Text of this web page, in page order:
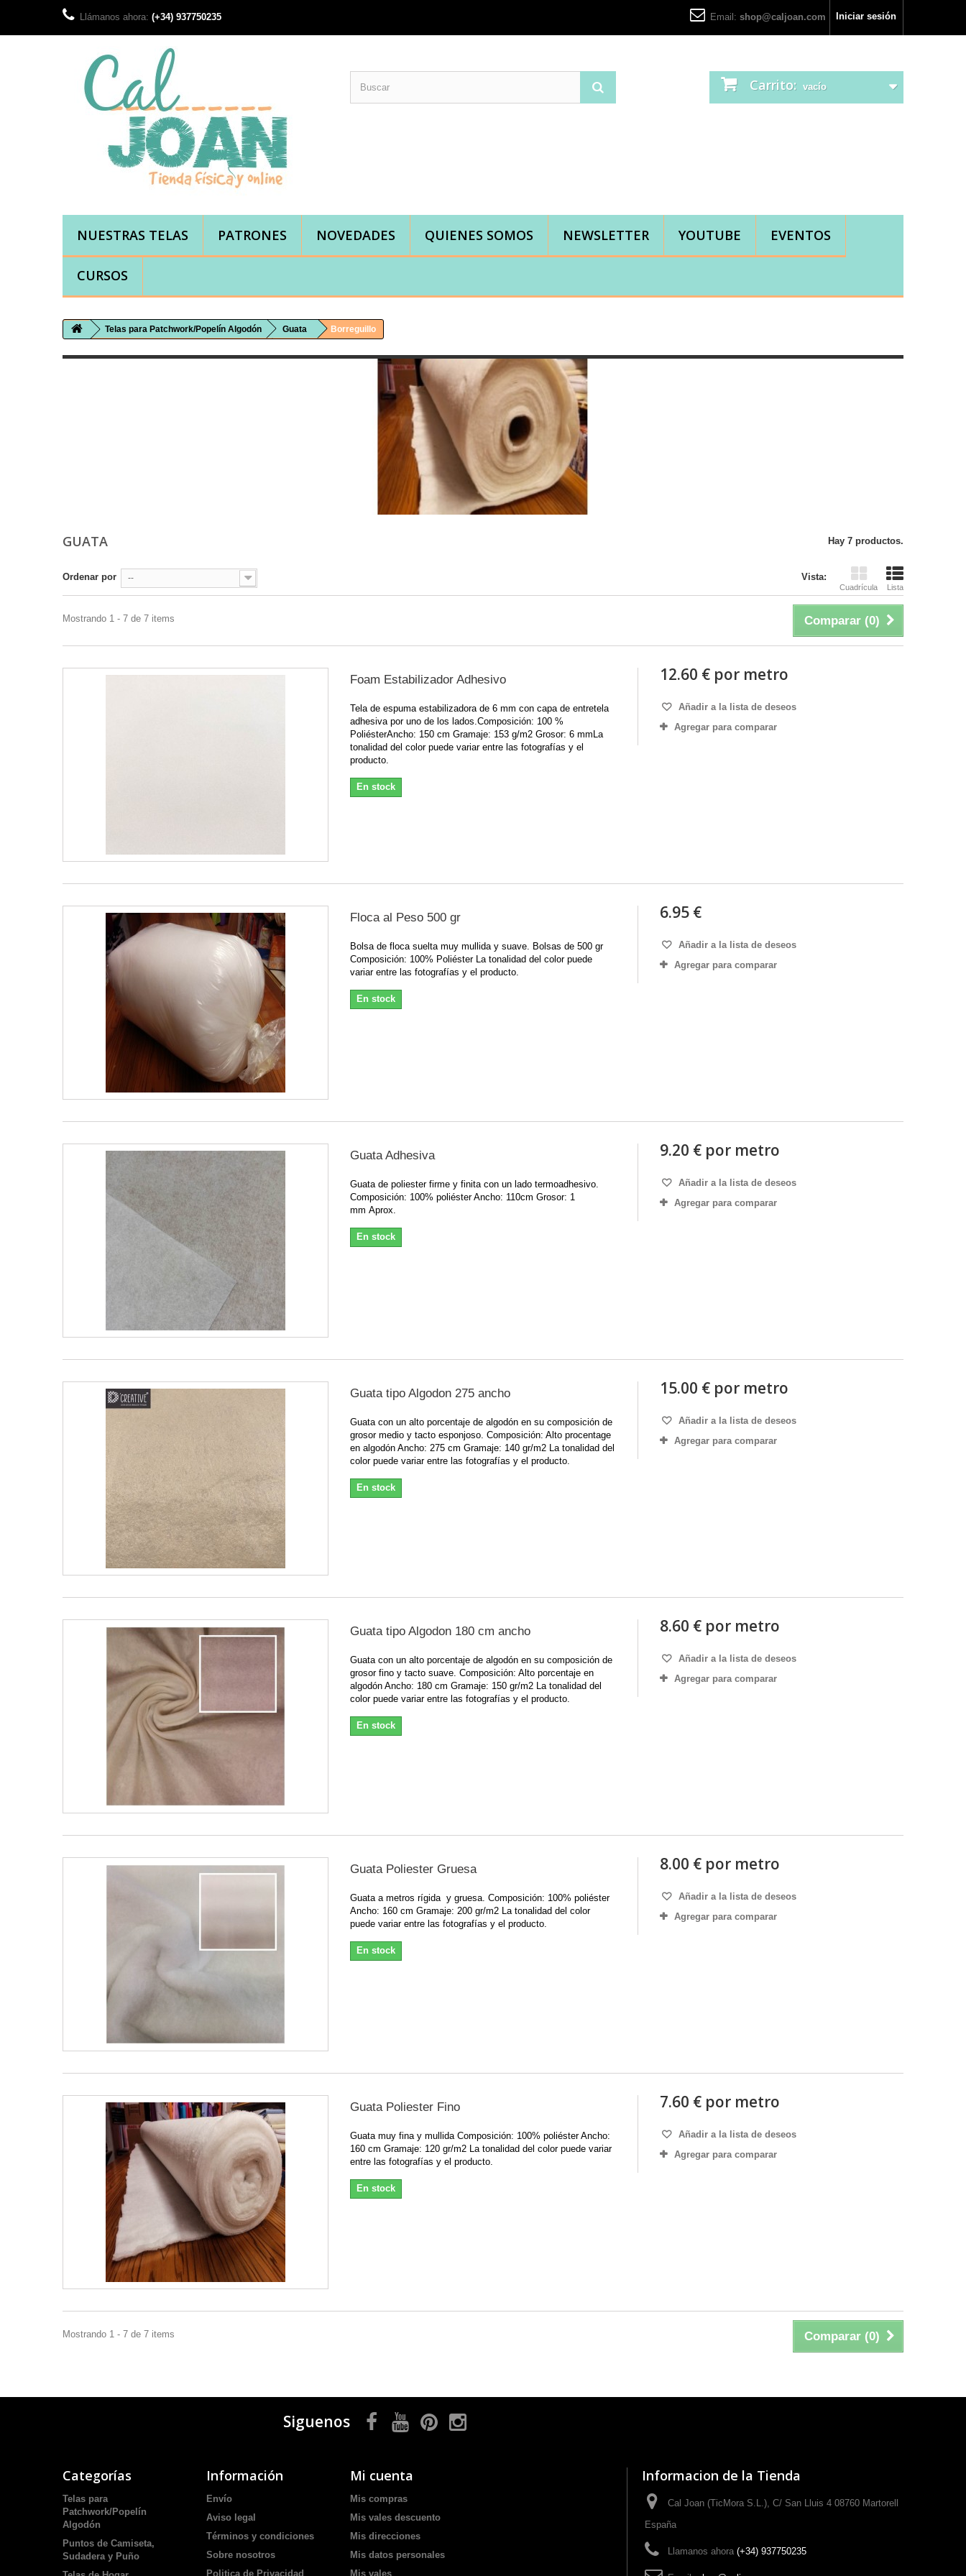
Iniciar sesión
Llámanos ahora: (+34) 937750235 Email: shop@caljoan.com
Carrito: vacío
NUESTRAS TELAS PATRONES NOVEDADES QUIENES SOMOS NEWSLETTER YOUTUBE EVENTOS
CURSOS
Telas para Patchwork/Popelín Algodón Guata Borreguillo
GUATA Hay 7 productos.
Vista:
Cuadrícula Lista
Ordenar por --
Comparar (0)
Mostrando 1 - 7 de 7 items
Foam Estabilizador Adhesivo
Tela de espuma estabilizadora de 6 mm con capa de entretela
adhesiva por uno de los lados.Composición: 100 %
PoliésterAncho: 150 cm Gramaje: 153 g/m2 Grosor: 6 mmLa
tonalidad del color puede variar entre las fotografías y el
producto.
En stock
12.60 € por metro
Añadir a la lista de deseos
Agregar para comparar
Floca al Peso 500 gr
Bolsa de floca suelta muy mullida y suave. Bolsas de 500 gr
Composición: 100% Poliéster La tonalidad del color puede
variar entre las fotografías y el producto.
En stock
6.95 €
Añadir a la lista de deseos
Agregar para comparar
Guata Adhesiva
Guata de poliester firme y finita con un lado termoadhesivo.
Composición: 100% poliéster Ancho: 110cm Grosor: 1
mm Aprox.
En stock
9.20 € por metro
Añadir a la lista de deseos
Agregar para comparar
Guata tipo Algodon 275 ancho
Guata con un alto porcentaje de algodón en su composición de
grosor medio y tacto esponjoso. Composición: Alto procentage
en algodón Ancho: 275 cm Gramaje: 140 gr/m2 La tonalidad del
color puede variar entre las fotografías y el producto.
En stock
15.00 € por metro
Añadir a la lista de deseos
Agregar para comparar
Guata tipo Algodon 180 cm ancho
Guata con un alto porcentaje de algodón en su composición de
grosor fino y tacto suave. Composición: Alto porcentaje en
algodón Ancho: 180 cm Gramaje: 150 gr/m2 La tonalidad del
color puede variar entre las fotografías y el producto.
En stock
8.60 € por metro
Añadir a la lista de deseos
Agregar para comparar
Guata Poliester Gruesa
Guata a metros rígida y gruesa. Composición: 100% poliéster
Ancho: 160 cm Gramaje: 200 gr/m2 La tonalidad del color
puede variar entre las fotografías y el producto.
En stock
8.00 € por metro
Añadir a la lista de deseos
Agregar para comparar
Guata Poliester Fino
Guata muy fina y mullida Composición: 100% poliéster Ancho:
160 cm Gramaje: 120 gr/m2 La tonalidad del color puede variar
entre las fotografías y el producto.
En stock
7.60 € por metro
Añadir a la lista de deseos
Agregar para comparar
Comparar (0)
Mostrando 1 - 7 de 7 items
Siguenos
Categorías
Telas para
Patchwork/Popelín
Algodón
Puntos de Camiseta,
Sudadera y Puño
Información
Envío
Aviso legal
Términos y condiciones
Sobre nosotros
Politica de Privacidad
Mi cuenta
Mis compras
Mis vales descuento
Mis direcciones
Mis datos personales
Mis vales
Informacion de la Tienda
Cal Joan (TicMora S.L.), C/ San Lluis 4 08760 Martorell
España
Llamanos ahora (+34) 937750235